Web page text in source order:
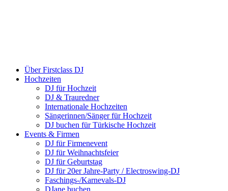
Über Firstclass DJ
Hochzeiten
DJ für Hochzeit
DJ & Trauredner
Internationale Hochzeiten
Sängerinnen/Sänger für Hochzeit
DJ buchen für Türkische Hochzeit
Events & Firmen
DJ für Firmenevent
DJ für Weihnachtsfeier
DJ für Geburtstag
DJ für 20er Jahre-Party / Electroswing-DJ
Faschings-/Karnevals-DJ
DJane buchen